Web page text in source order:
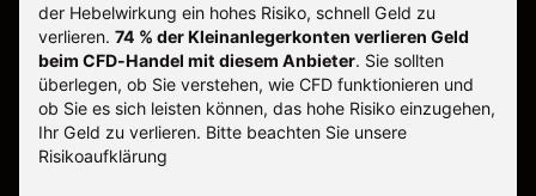
der Hebelwirkung ein hohes Risiko, schnell Geld zu
verlieren. 74 % der Kleinanlegerkonten verlieren Geld
beim CFD-Handel mit diesem Anbieter. Sie sollten
überlegen, ob Sie verstehen, wie CFD funktionieren und
ob Sie es sich leisten können, das hohe Risiko einzugehen,
Ihr Geld zu verlieren. Bitte beachten Sie unsere
Risikoaufklärung